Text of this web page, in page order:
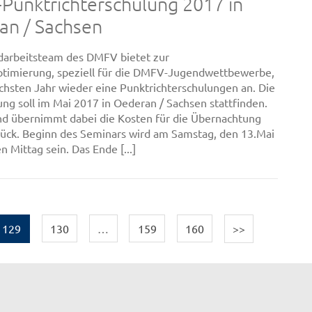
/ Sachsen
des DMFV bietet zur
speziell für die DMFV-Jugendwettbewerbe,
Jahr wieder eine Punktrichterschulungen an. Die
soll im Mai 2017 in Oederan / Sachsen stattfinden.
übernimmt dabei die Kosten für die Übernachtung
Beginn des Seminars wird am Samstag, den 13.Mai
Mittag sein. Das Ende [...]
129 130 … 159 160 >>